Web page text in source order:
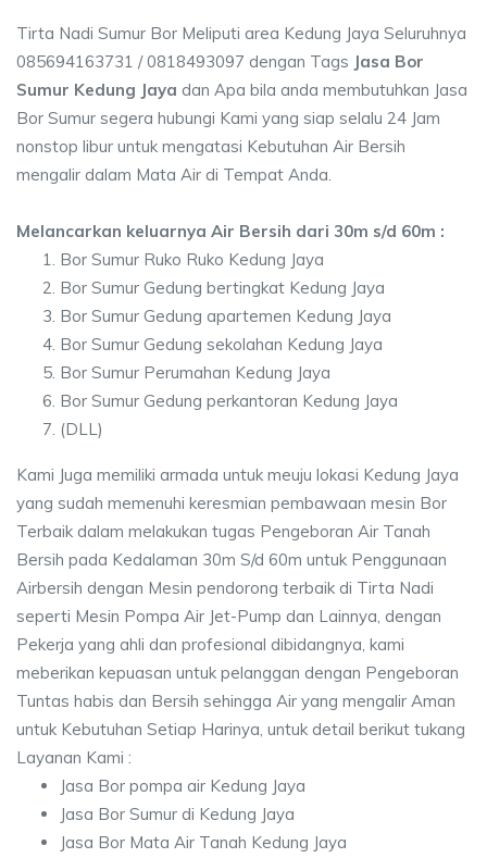
Tirta Nadi Sumur Bor Meliputi area Kedung Jaya Seluruhnya
085694163731 / 0818493097 dengan Tags Jasa Bor
Sumur Kedung Jaya dan Apa bila anda membutuhkan Jasa
Bor Sumur segera hubungi Kami yang siap selalu 24 Jam
nonstop libur untuk mengatasi Kebutuhan Air Bersih
mengalir dalam Mata Air di Tempat Anda.
Melancarkan keluarnya Air Bersih dari 30m s/d 60m :
Bor Sumur Ruko Ruko Kedung Jaya
Bor Sumur Gedung bertingkat Kedung Jaya
Bor Sumur Gedung apartemen Kedung Jaya
Bor Sumur Gedung sekolahan Kedung Jaya
Bor Sumur Perumahan Kedung Jaya
Bor Sumur Gedung perkantoran Kedung Jaya
(DLL)
Kami Juga memiliki armada untuk meuju lokasi Kedung Jaya
yang sudah memenuhi keresmian pembawaan mesin Bor
Terbaik dalam melakukan tugas Pengeboran Air Tanah
Bersih pada Kedalaman 30m S/d 60m untuk Penggunaan
Airbersih dengan Mesin pendorong terbaik di Tirta Nadi
seperti Mesin Pompa Air Jet-Pump dan Lainnya, dengan
Pekerja yang ahli dan profesional dibidangnya, kami
meberikan kepuasan untuk pelanggan dengan Pengeboran
Tuntas habis dan Bersih sehingga Air yang mengalir Aman
untuk Kebutuhan Setiap Harinya, untuk detail berikut tukang
Layanan Kami :
Jasa Bor pompa air Kedung Jaya
Jasa Bor Sumur di Kedung Jaya
Jasa Bor Mata Air Tanah Kedung Jaya